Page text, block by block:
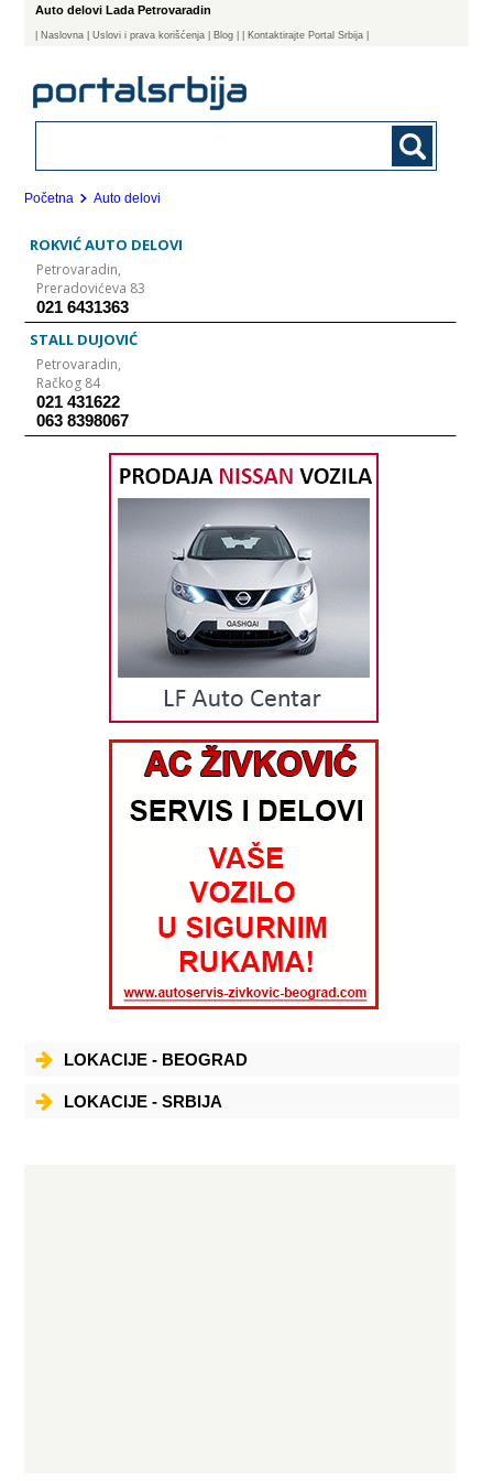
Auto delovi Lada Petrovaradin
Naslovna | Uslovi i prava korišćenja Blog | Kontaktirajte Portal Srbija |
Početna Auto delovi
ROKVIĆ AUTO DELOVI
Petrovaradin,
Preradovićeva 83
021 6431363
STALL DUJOVIĆ
Petrovaradin,
Račkog 84
021 431622
063 8398067
LOKACIJE - BEOGRAD
LOKACIJE - SRBIJA